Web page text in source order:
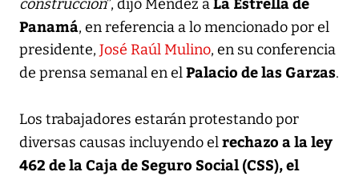
construcción”, dijo Mendez a
Panamá, en referencia a lo mencionado por el
presidente, José Raúl Mulino, en su conferencia
de prensa semanal en elPalacio de las Garzas.
Los trabajadores estarán protestando por
diversas causas incluyendo elrechazo a la ley
462 de la Caja de Seguro Social (CSS), el